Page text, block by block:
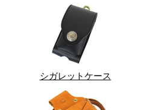
シガレットケース